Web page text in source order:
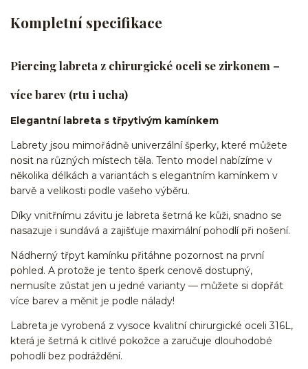
Kompletní specifikace
Piercing labreta z chirurgické oceli se zirkonem –
více barev (rtu i ucha)
Elegantní labreta s třpytivým kamínkem
Labrety jsou mimořádně univerzální šperky, které můžete
nosit na různých místech těla. Tento model nabízíme v
několika délkách a variantách s elegantním kamínkem v
barvě a velikosti podle vašeho výběru.
Díky vnitřnímu závitu je labreta šetrná ke kůži, snadno se
nasazuje i sundává a zajišťuje maximální pohodlí při nošení.
Nádherný třpyt kamínku přitáhne pozornost na první
pohled. A protože je tento šperk cenově dostupný,
nemusíte zůstat jen u jedné varianty — můžete si dopřát
více barev a měnit je podle nálady!
Labreta je vyrobená z vysoce kvalitní chirurgické oceli 316L,
která je šetrná k citlivé pokožce a zaručuje dlouhodobé
pohodlí bez podráždění.